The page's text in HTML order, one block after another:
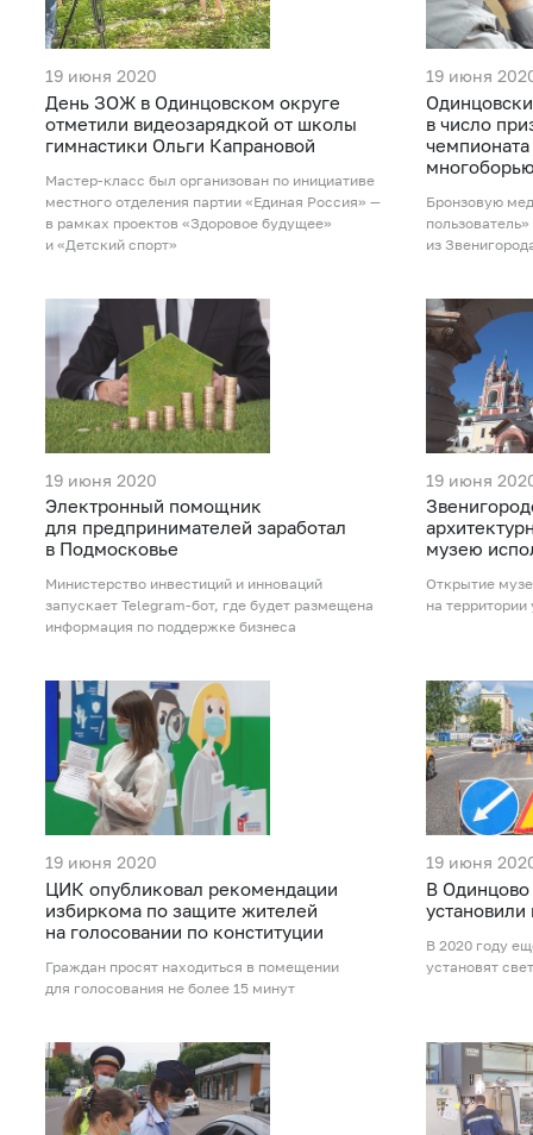
19 июня 2020
День ЗОЖ в Одинцовском округе
отметили видеозарядкой от школы
гимнастики Ольги Капрановой
Мастер-класс был организован по инициативе
местного отделения партии «Единая Россия» —
в рамках проектов «Здоровое будущее»
и «Детский спорт»
19 июня
в число
Бронзовую
из
19 июня 2020
Электронный помощник
для предпринимателей заработал
в Подмосковье
Министерство инвестиций и инноваций
запускает Telegram-бот, где будет размещена
информация по поддержке бизнеса
19 июня
музею
Открытие
на
19 июня 2020
ЦИК опубликовал рекомендации
избиркома по защите жителей
на голосовании по конституции
Граждан просят находиться в помещении
для голосования не более 15 минут
19 июня
В Одинцово
В 2020 году
установят